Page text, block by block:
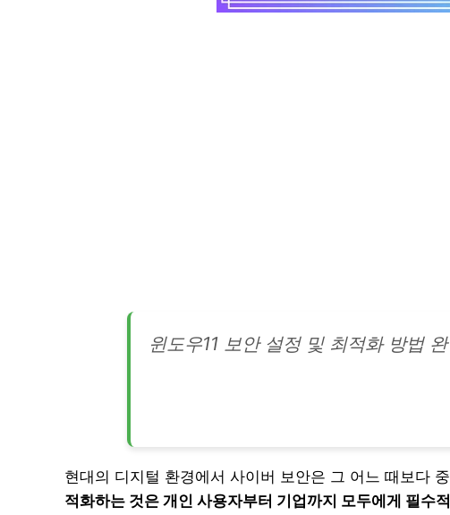
윈도우11 보안 설정 및 최적화 방법
현대의 디지털 환경에서 사이버 보안은 그 어느 때보다
적화하는 것은 개인 사용자부터 기업까지 모두에게 필수